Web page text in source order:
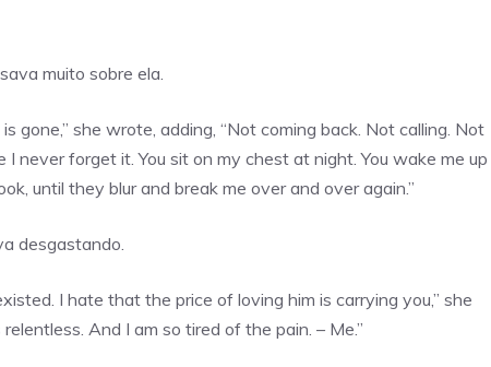
muito sobre ela.
gone,” she wrote, adding, “Not coming back. Not calling. Not
I never forget it. You sit on my chest at night. You wake me up
until they blur and break me over and over again.”
desgastando.
I hate that the price of loving him is carrying you,” she
And I am so tired of the pain. – Me.”